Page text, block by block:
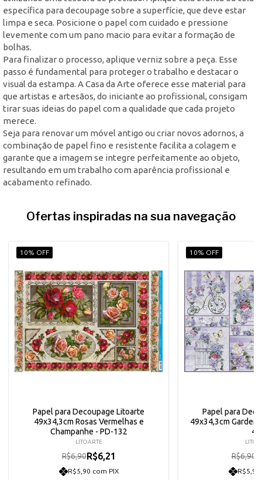
específica para decoupage sobre a superfície, que deve estar
limpa e seca. Posicione o papel com cuidado e pressione
levemente com um pano macio para evitar a formação de
bolhas.
Para finalizar o processo, aplique verniz sobre a peça. Esse
passo é fundamental para proteger o trabalho e destacar o
visual da estampa. A Casa da Arte oferece esse material para
que artistas e artesãos, do iniciante ao profissional, consigam
tirar suas ideias do papel com a qualidade que cada projeto
merece.
Seja para renovar um móvel antigo ou criar novos adornos, a
combinação de papel fino e resistente facilita a colagem e
garante que a imagem se integre perfeitamente ao objeto,
resultando em um trabalho com aparência profissional e
acabamento refinado.
Ofertas inspiradas na sua navegação
10% OFF
Papel para Decoupage Litoarte
49x34,3cm Rosas Vermelhas e
Champanhe - PD-132
LITOARTE
R$6,90R$6,21
R$5,90 com PIX
10% OFF
Papel para
49x34,3cm Garden
R$6,90
R$5,90